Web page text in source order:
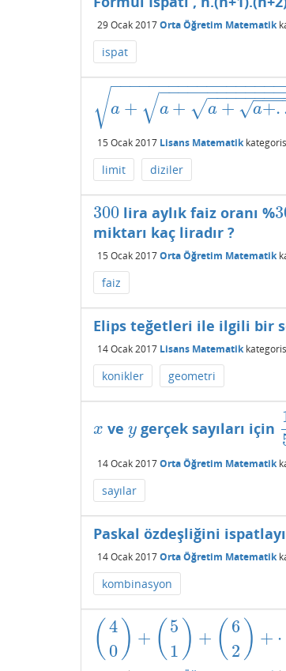
29 Ocak 2017Orta Öğretim Matematik
ispat
a + a + a + a+.
−−−
√
−−−−−−−−
√
−−−−−−−−−−−−−
√
−−−−−−−−−−−−−−−−−−
√
a +a+ a+ a+.... .
15 Ocak 2017 Lisans Matematik
limit diziler
300
300 lira aylık faiz oranı %
miktarı kaç liradır ?
15 Ocak 2017Orta Öğretim Matematik
faiz
Elips teğetleri ile ilgili bir
14 Ocak 2017 Lisans Matematik
konikler geometri
x
x ve y
y gerçek sayıları için
14 Ocak 2017Orta Öğretim Matematik
sayılar
Paskal özdeşliğini
14 Ocak 2017Orta Öğretim Matematik
kombinasyon
( 4
0 ) + ( 5
1 ) + ( 6
2 ) +
(4 0)+ (5 1)+ (6 2 ⋯+( 10 6